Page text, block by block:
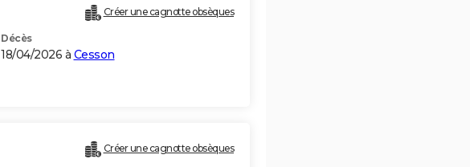
Créer une cagnotte obsèques
Décès
18/04/2026 à Cesson
Créer une cagnotte obsèques